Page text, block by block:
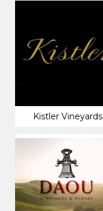
Kistler Vineyards